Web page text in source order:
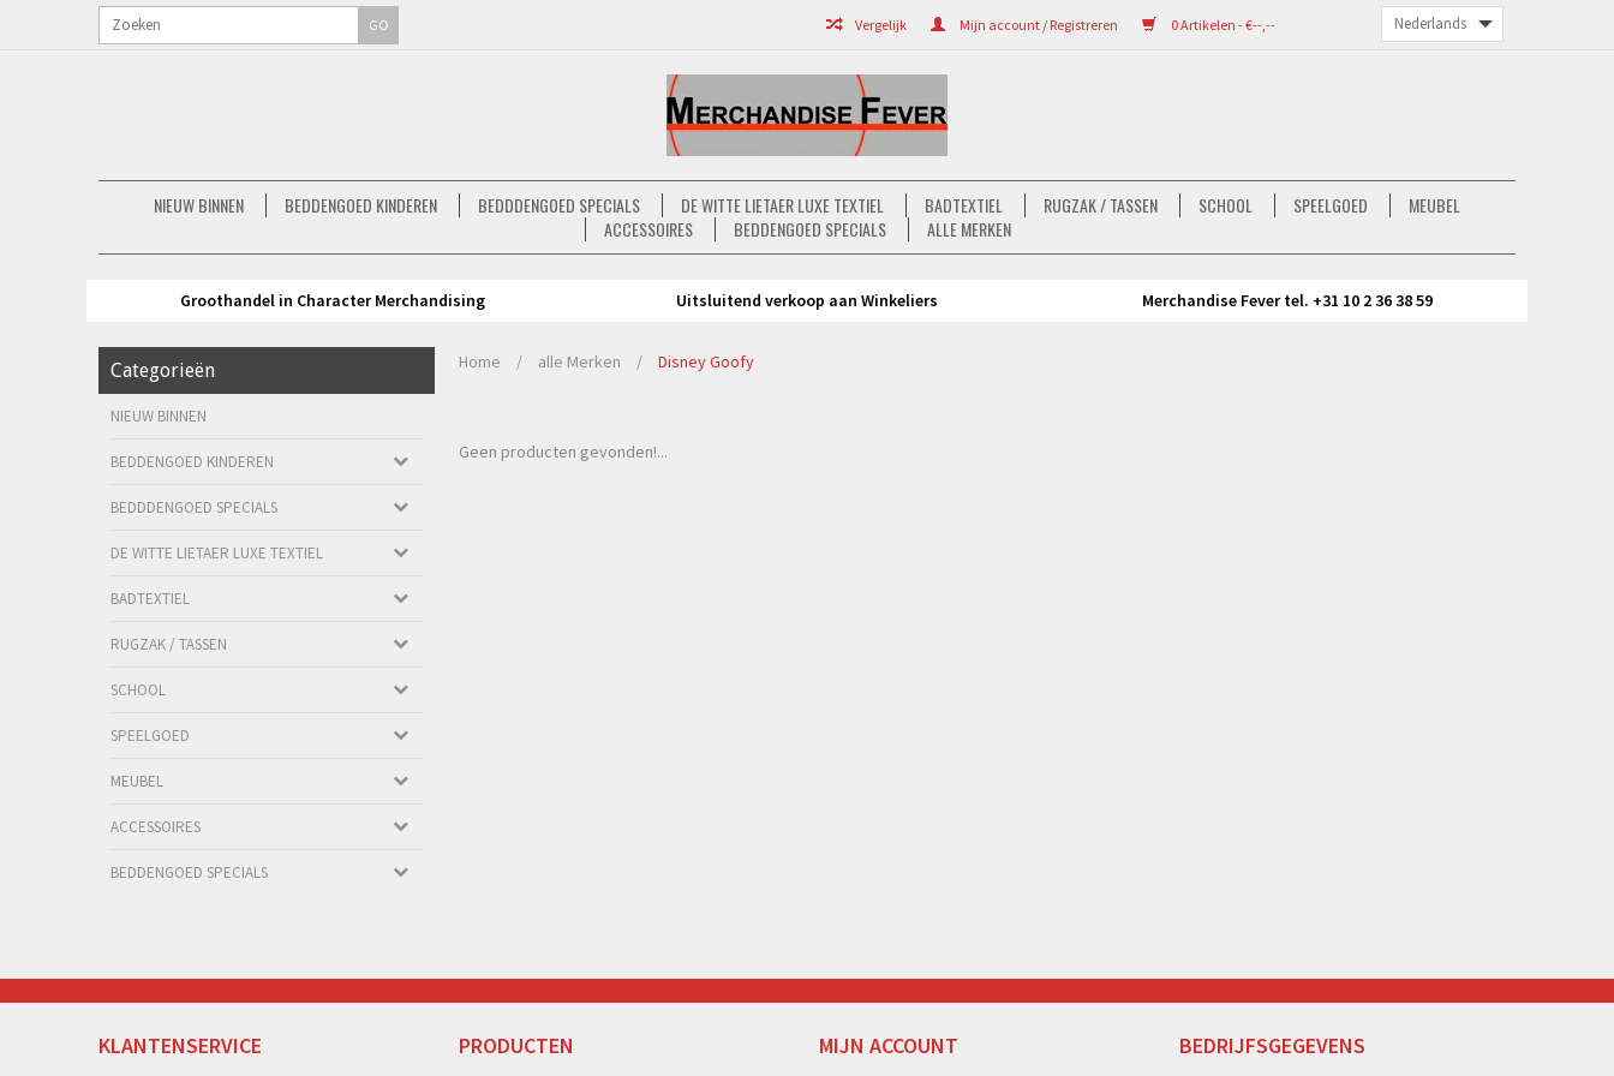
0 Artikelen - €--,--
Mijn account / Registreren
Vergelijk
GO
NIEUW BINNEN BEDDENGOED KINDEREN BEDDDENGOED SPECIALS DE WITTE LIETAER LUXE TEXTIEL BADTEXTIEL RUGZAK / TASSEN SCHOOL SPEELGOED
MEUBEL
ACCESSOIRES
BEDDENGOED SPECIALS ALLE MERKEN
Groothandel in Character Merchandising Uitsluitend verkoop aan Winkeliers Merchandise Fever tel. +31 10 2 36 38 59
Categorieën
NIEUW BINNEN
BEDDENGOED KINDEREN
BEDDDENGOED SPECIALS
DE WITTE LIETAER LUXE TEXTIEL
BADTEXTIEL
RUGZAK / TASSEN
SCHOOL
SPEELGOED
MEUBEL
ACCESSOIRES
BEDDENGOED SPECIALS
Home / alle Merken / Disney Goofy
Geen producten gevonden!...
KLANTENSERVICE PRODUCTEN MIJN ACCOUNT BEDRIJFSGEGEVENS